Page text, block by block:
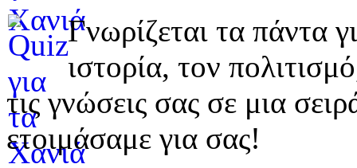
Γνωρίζεται τα πάντα
ιστορία, τον
τις γνώσεις σας σε μια
ετοιμάσαμε για σας!